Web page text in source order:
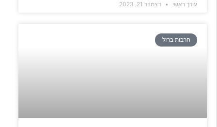
עורך ראשי
דצמבר 21, 2023
חרבות ברזל